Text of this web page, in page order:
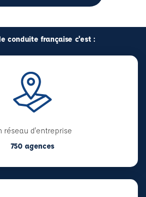
conduite française c'est :
réseau d'entreprise
750 agences